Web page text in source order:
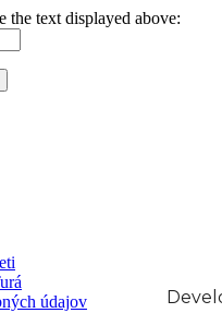
the text displayed above:
údajov